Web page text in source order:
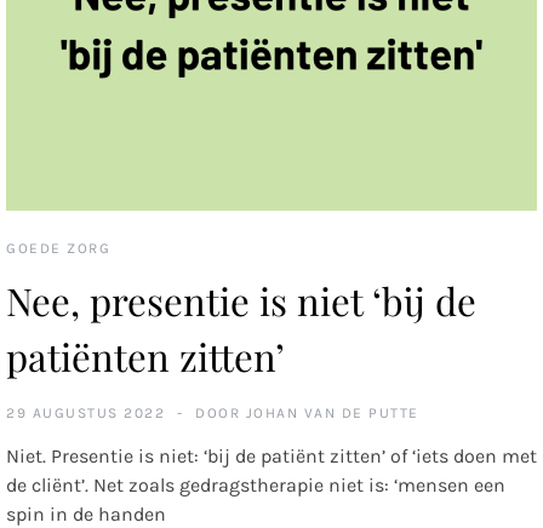
GOEDE ZORG
Nee, presentie is niet ‘bij de
patiënten zitten’
29 AUGUSTUS 2022 DOOR JOHAN VAN DE PUTTE
Niet. Presentie is niet: ‘bij de patiënt zitten’ of ‘iets doen met
de cliënt’. Net zoals gedragstherapie niet is: ‘mensen een
spin in de handen